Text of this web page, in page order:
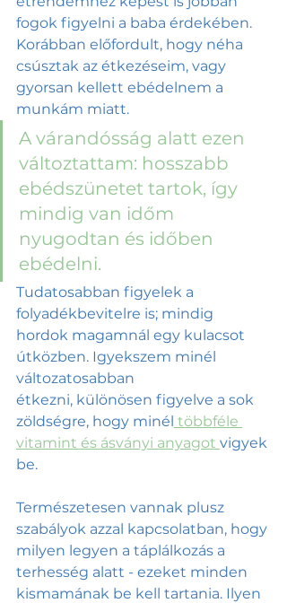
fogok figyelni a baba érdekében.
Korábban előfordult, hogy néha
csúsztak az étkezéseim, vagy
gyorsan kellett ebédelnem a
munkám miatt.
A várandósság alatt ezen
változtattam: hosszabb
ebédszünetet tartok, így
mindig van időm
nyugodtan és időben
ebédelni.
Tudatosabban figyelek a
folyadékbevitelre is; mindig
hordok magamnál egy kulacsot
útközben. Igyekszem minél
változatosabban
étkezni, különösen figyelve a sok
zöldségre, hogy minél többféle
vitamint és ásványi anyagot vigyek
be.
Természetesen vannak plusz
szabályok azzal kapcsolatban, hogy
milyen legyen a táplálkozás a
terhesség alatt - ezeket minden
kismamának be kell tartania. Ilyen